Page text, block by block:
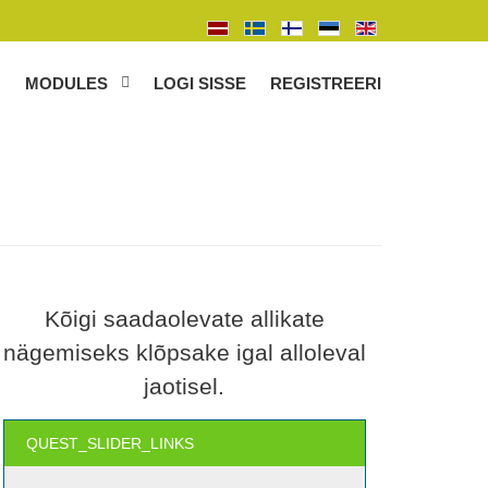
MODULES LOGI SISSE REGISTREERI
Kõigi saadaolevate allikate
nägemiseks klõpsake igal alloleval
jaotisel.
QUEST_SLIDER_LINKS